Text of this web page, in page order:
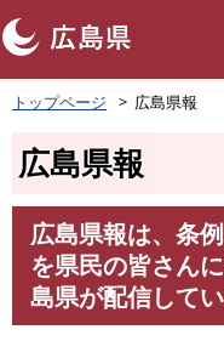
ペ
ー
頭
トップページ 広島県報
広島県報
広島県報は、条
を県民の皆さん
島県が配信して